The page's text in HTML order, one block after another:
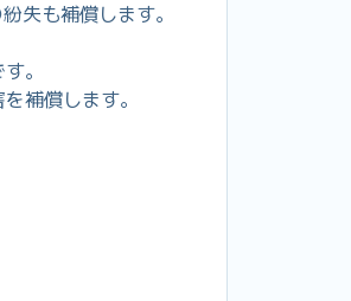
失も補償します。
。
補償します。